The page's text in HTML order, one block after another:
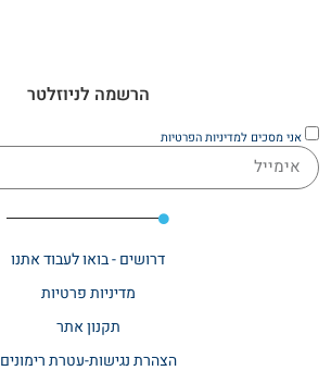
הרשמה לניוזלטר
אני מסכים למדיניות הפרטיות
דרושים - בואו לעבוד אתנו
מדיניות פרטיות
תקנון אתר​
הצהרת נגישות-עטרת רימונים